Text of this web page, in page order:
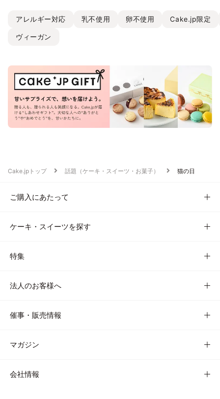
アレルギー対応 乳不使用 卵不使用 Cake.jp限定
ヴィーガン
Cake.jpトップ 話題（ケーキ・スイーツ・お菓子） 猫の日
ご購入にあたって
ケーキ・スイーツを探す
特集
法人のお客様へ
催事・販売情報
マガジン
会社情報